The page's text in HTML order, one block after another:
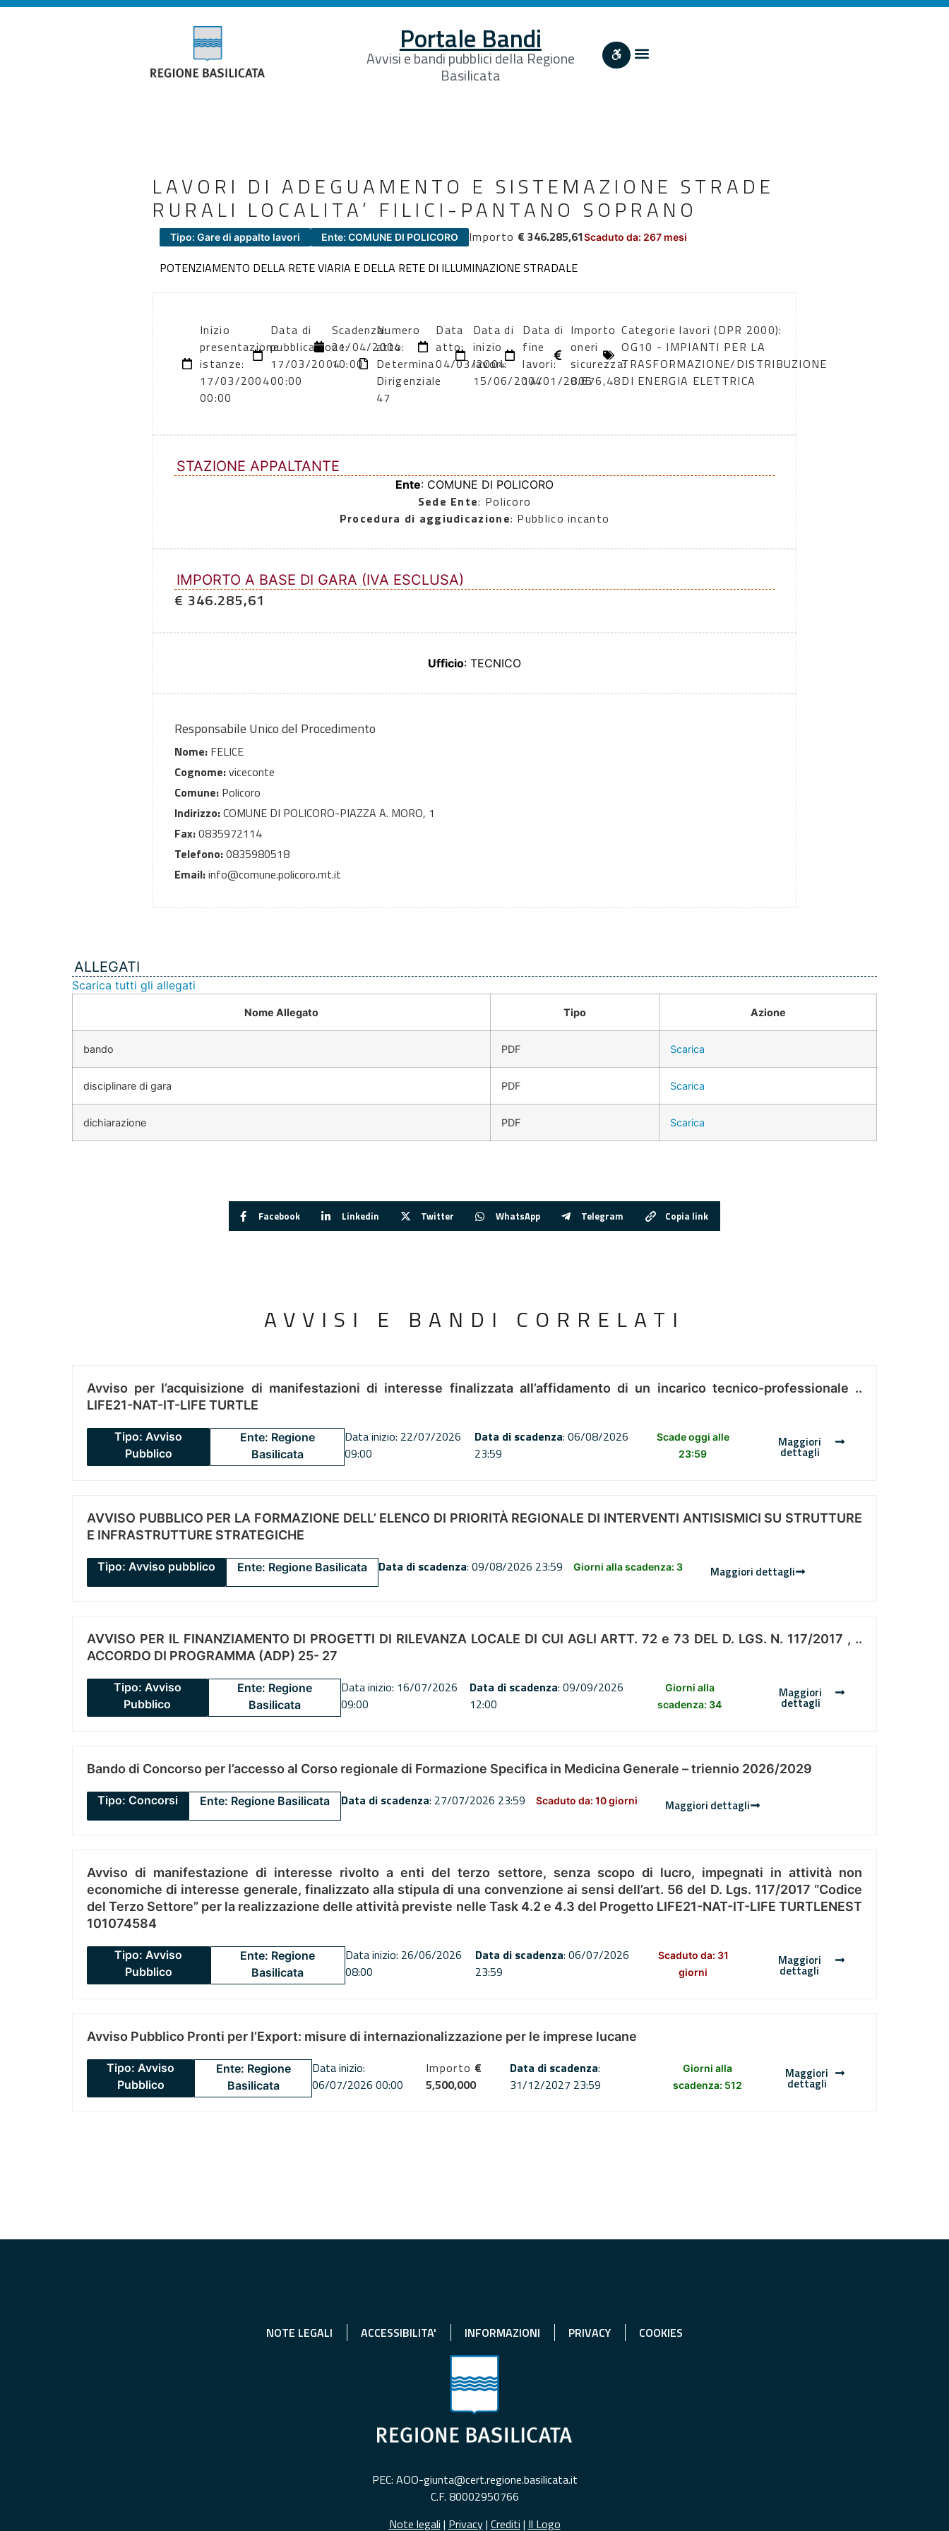
Portale Bandi
Avvisi e bandi pubblici della Regione
Basilicata
LAVORI DI ADEGUAMENTO E SISTEMAZIONE STRADE
RURALI LOCALITA’ FILICI-PANTANO SOPRANO
Tipo: Gare di appalto lavori Ente: COMUNE DI POLICORO Importo € 346.285,61Scaduto da: 267 mesi
POTENZIAMENTO DELLA RETE VIARIA E DELLA RETE DI ILLUMINAZIONE STRADALE
Inizio
presentazione
istanze:
17/03/2004
00:00
Data di
pubblicazione:
17/03/2004
00:00
Scadenza:
21/04/2004
10:00
Numero
atto:
Determina
Dirigenziale
47
Data
atto:
04/03/2004
Data di
inizio
lavori:
15/06/2004
Data di
fine
lavori:
14/01/2005
Importo
oneri
sicurezza:
8.676,48
Categorie lavori (DPR 2000):
OG10 - IMPIANTI PER LA
TRASFORMAZIONE/DISTRIBUZIONE
DI ENERGIA ELETTRICA
STAZIONE APPALTANTE
Ente: COMUNE DI POLICORO
Sede Ente: Policoro
Procedura di aggiudicazione: Pubblico incanto
IMPORTO A BASE DI GARA (IVA ESCLUSA)
€ 346.285,61
Ufficio: TECNICO
Responsabile Unico del Procedimento
Nome: FELICE
Cognome:viceconte
Comune: Policoro
Indirizzo:COMUNE DI POLICORO-PIAZZA A. MORO, 1
Fax:0835972114
Telefono:0835980518
Email:info@comune.policoro.mt.it
ALLEGATI
Scarica tutti gli allegati
Nome Allegato Tipo Azione
bando PDF Scarica
disciplinare di gara PDF Scarica
dichiarazione PDF Scarica
Facebook Linkedin Twitter WhatsApp Telegram Copia link
AVVISI E BANDI CORRELATI
Avviso per l’acquisizione di manifestazioni di interesse finalizzata all’affidamento di un incarico tecnico-professionale ..
LIFE21-NAT-IT-LIFE TURTLE
Tipo: Avviso
Pubblico
Ente: Regione
Basilicata
Data inizio: 22/07/2026
09:00
Data di scadenza: 06/08/2026
23:59
Scade oggi alle
23:59
Maggiori
dettagli
AVVISO PUBBLICO PER LA FORMAZIONE DELL’ ELENCO DI PRIORITÀ REGIONALE DI INTERVENTI ANTISISMICI SU STRUTTURE
E INFRASTRUTTURE STRATEGICHE
Tipo: Avviso pubblico Ente: Regione Basilicata Data di scadenza: 09/08/2026 23:59 Giorni alla scadenza: 3 Maggiori dettagli
AVVISO PER IL FINANZIAMENTO DI PROGETTI DI RILEVANZA LOCALE DI CUI AGLI ARTT. 72 e 73 DEL D. LGS. N. 117/2017 , ..
ACCORDO DI PROGRAMMA (ADP) 25- 27
Tipo: Avviso
Pubblico
Ente: Regione
Basilicata
Data inizio: 16/07/2026
09:00
Data di scadenza: 09/09/2026
12:00
Giorni alla
scadenza: 34
Maggiori
dettagli
Bando di Concorso per l’accesso al Corso regionale di Formazione Specifica in Medicina Generale – triennio 2026/2029
Tipo: Concorsi Ente: Regione Basilicata Data di scadenza: 27/07/2026 23:59 Scaduto da: 10 giorni Maggiori dettagli
Avviso di manifestazione di interesse rivolto a enti del terzo settore, senza scopo di lucro, impegnati in attività non
economiche di interesse generale, finalizzato alla stipula di una convenzione ai sensi dell’art. 56 del D. Lgs. 117/2017 “Codice
del Terzo Settore” per la realizzazione delle attività previste nelle Task 4.2 e 4.3 del Progetto LIFE21-NAT-IT-LIFE TURTLENEST
101074584
Tipo: Avviso
Pubblico
Ente: Regione
Basilicata
Data inizio: 26/06/2026
08:00
Data di scadenza: 06/07/2026
23:59
Scaduto da: 31
giorni
Maggiori
dettagli
Avviso Pubblico Pronti per l’Export: misure di internazionalizzazione per le imprese lucane
Tipo: Avviso
Pubblico
Ente: Regione
Basilicata
Data inizio:
06/07/2026 00:00
Importo €
5,500,000
Data di scadenza:
31/12/2027 23:59
Giorni alla
scadenza: 512
Maggiori
dettagli
NOTE LEGALI ACCESSIBILITA' INFORMAZIONI PRIVACY COOKIES
PEC: AOO-giunta@cert.regione.basilicata.it
C.F. 80002950766
Note legali | Privacy| Crediti | Il Logo